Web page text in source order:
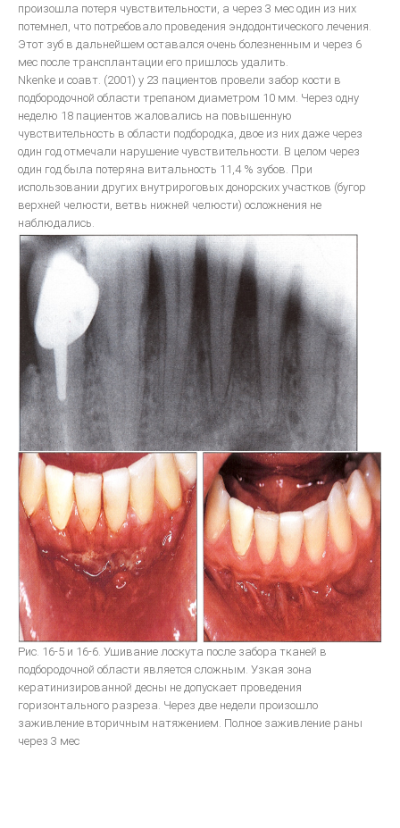
Общие вопросы металокерамики
Изготовление металлокерамики
Искусство воспроизводить зубы керамикой
Инструкция для керамики IPS D.SIGN
Искуство металлокерамики
Базисная техника изготовления
Металлокерамические протезы
Невидимая эстетическая керамическая реставрация
ОСОБЕННОСТИ ЭСТЕТИЧЕСКОЙ РЕСТАВРАЦИИ В СТОМАТОЛОГИИ
произошла потеря чувствительности, а через 3 мес один из них
потемнел, что потребовало проведения эндодонтического лечения.
Этот зуб в дальнейшем оставался очень болезненным и через 6
мес после трансплантации его пришлось удалить.
Nkenke и соавт. (2001) у 23 пациентов провели забор кости в
подбородочной области трепаном диаметром 10 мм. Через одну
неделю 18 пациентов жаловались на повышенную
чувствительность в области подбородка, двое из них даже через
один год отмечали нарушение чувствительности. В целом через
один год была потеряна витальность 11,4 % зубов. При
использовании других внутрироговых донорских участков (бугор
верхней челюсти, ветвь нижней челюсти) осложнения не
наблюдались.
Рис. 16-5 и 16-6. Ушивание лоскута после забора тканей в
подбородочной области является сложным. Узкая зона
кератинизированной десны не допускает проведения
горизонтального разреза. Через две недели произошло
заживление вторичным натяжением. Полное заживление раны
через 3 мес